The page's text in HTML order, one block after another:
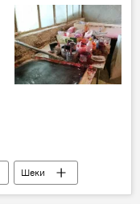
Шеки
Агентство продовольственной безопасности Азербайджана